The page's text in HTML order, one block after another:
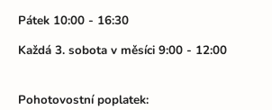
Pátek 10:00 - 16:30
Každá 3. sobota v měsíci 9:00 - 12:00
Pohotovostní poplatek: